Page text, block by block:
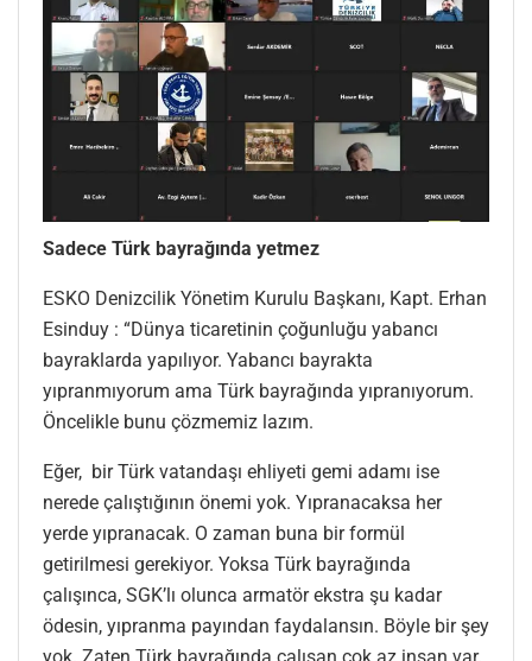
Sadece Türk bayrağında yetmez
ESKO Denizcilik Yönetim Kurulu Başkanı, Kapt. Erhan
Esinduy : “Dünya ticaretinin çoğunluğu yabancı
bayraklarda yapılıyor. Yabancı bayrakta
yıpranmıyorum ama Türk bayrağında yıpranıyorum.
Öncelikle bunu çözmemiz lazım.
Eğer, bir Türk vatandaşı ehliyeti gemi adamı ise
nerede çalıştığının önemi yok. Yıpranacaksa her
yerde yıpranacak. O zaman buna bir formül
getirilmesi gerekiyor. Yoksa Türk bayrağında
çalışınca, SGK’lı olunca armatör ekstra şu kadar
ödesin, yıpranma payından faydalansın. Böyle bir şey